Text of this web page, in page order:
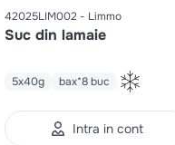
42025LIM002 Limmo
Suc din lamaie
5x40g bax*8 buc
Intra in cont